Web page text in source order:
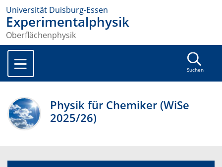
Universität Duisburg-Essen
Experimentalphysik
Oberflächenphysik
Suchen
Physik für Chemiker (WiSe
2025/26)